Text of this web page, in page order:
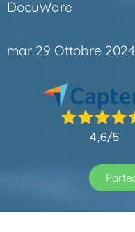
DocuWare
mar 29 Ottobre 2024